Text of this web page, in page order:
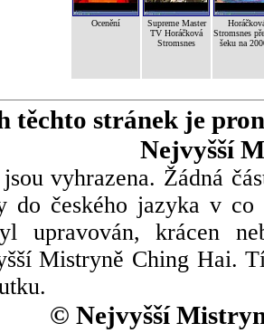
Ocenění
Supreme Master
TV Horáčková
Stromsnes
Stromsnes
šeku na
těchto stránek je
Nejvyšší
vyhrazena. Žádná
do českého jazyka v
upravován, krácen
Mistryně Ching Hai.
© Nejvyšší